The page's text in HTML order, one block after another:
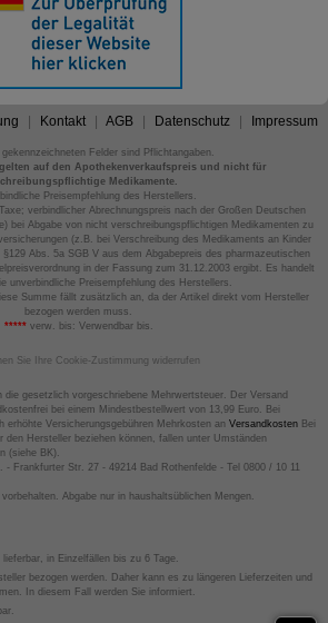
Kontakt AGB Datenschutz Impressum
gekennzeichneten Felder sind Pflichtangaben.
auf den Apothekenverkaufspreis und nicht für
Medikamente.
Preisempfehlung des Herstellers.
verbindlicher Abrechnungspreis nach der Großen Deutschen
bei Abgabe von nicht verschreibungspflichtigen Medikamenten zu
(z.B. bei Verschreibung des Medikaments an Kinder
Abs. 5a SGB V aus dem Abgabepreis des pharmazeutischen
in der Fassung zum 31.12.2003 ergibt. Es handelt
unverbindliche Preisempfehlung des Herstellers.
Summe fällt zusätzlich an, da der Artikel direkt vom Hersteller
bezogen werden muss.
*****verw. bis: Verwendbar bis.
Sie Ihre Cookie-Zustimmung widerrufen
die gesetzlich vorgeschriebene Mehrwertsteuer. Der Versand
bei einem Mindestbestellwert von 13,99 Euro. Bei
erhöhte Versicherungsgebühren Mehrkosten an VersandkostenBei
Hersteller beziehen können, fallen unter Umständen
(siehe BK).
- Frankfurter Str. 27 - 49214 Bad Rothenfelde - Tel 0800 / 10 11
Abgabe nur in haushaltsüblichen Mengen.
in Einzelfällen bis zu 6 Tage.
bezogen werden. Daher kann es zu längeren Lieferzeiten und
In diesem Fall werden Sie informiert.